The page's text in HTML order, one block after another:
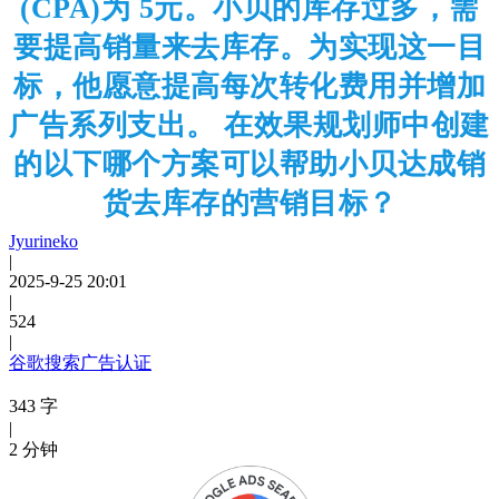
(CPA)为 5元。小贝的库存过多，需
要提高销量来去库存。为实现这一目
标，他愿意提高每次转化费用并增加
广告系列支出。 在效果规划师中创建
的以下哪个方案可以帮助小贝达成销
货去库存的营销目标？
Jyurineko
|
2025-9-25 20:01
|
524
|
谷歌搜索广告认证
343 字
|
2 分钟